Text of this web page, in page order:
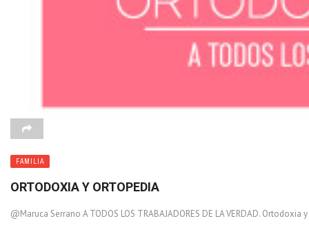
FAMILIA
ORTODOXIA Y ORTOPEDIA
@Maruca Serrano A TODOS LOS TRABAJADORES DE LA VERDAD.